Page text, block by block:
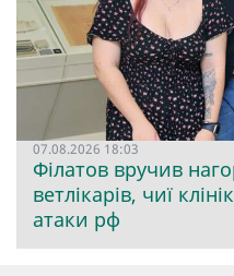
07.08.2026 18:03
Філатов вручив
ветлікарів, чиї
атаки рф